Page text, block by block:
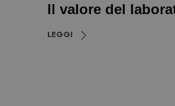
Il valore del
LEGGI